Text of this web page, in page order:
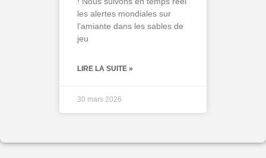
les alertes mondiales sur
l’amiante dans les sables de
jeu
LIRE LA SUITE »
30 mars 2026